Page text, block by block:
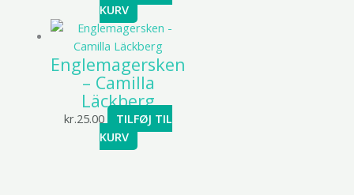
KURV
Englemagersken
– Camilla
Läckberg
kr.25.00
TILFØJ TIL
KURV